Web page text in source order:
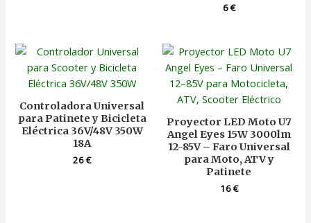
6€
Controladora Universal
para Patinete y Bicicleta
Eléctrica 36V/48V 350W
18A
26€
Proyector LED Moto U7
Angel Eyes 15W 3000lm
12-85V – Faro Universal
para Moto, ATV y
Patinete
16€